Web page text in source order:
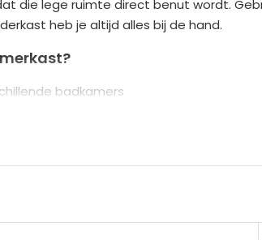
n
a
die lege ruimte direct benut wordt.
heb je altijd alles bij de hand.
badkamers